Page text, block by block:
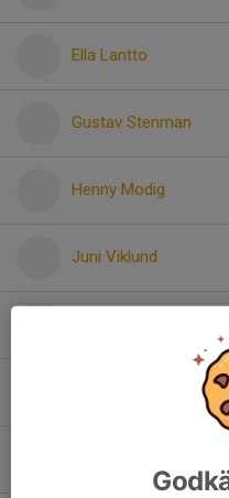
Ella Lantto
Gustav Stenman
Henny Modig
Juni Viklund